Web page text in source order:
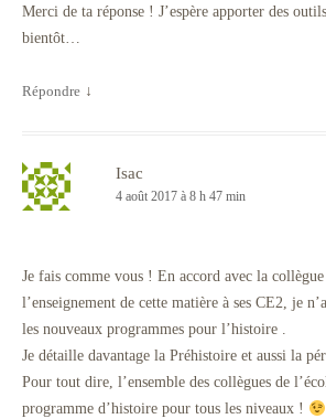
Merci de ta réponse ! J’espère apporter des
bientôt…
Répondre ↓
Isac
4 août 2017 à 8 h 47 min
Je fais comme vous ! En accord avec la
l’enseignement de cette matière à ses CE2, je
les nouveaux programmes pour l’histoire .
Je détaille davantage la Préhistoire et aussi la
Pour tout dire, l’ensemble des collègues de
programme d’histoire pour tous les niveaux !